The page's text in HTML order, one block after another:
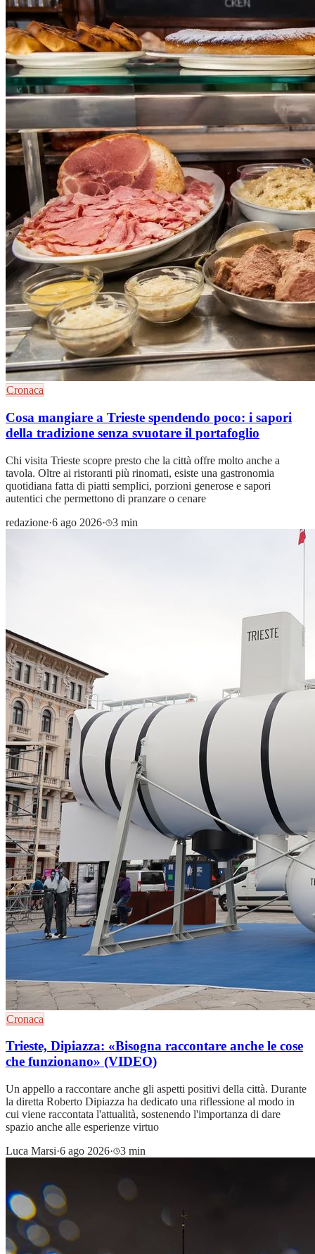
Cronaca
Cosa mangiare a Trieste spendendo poco: i sapori
della tradizione senza svuotare il portafoglio
Chi visita Trieste scopre presto che la città offre molto anche a
tavola. Oltre ai ristoranti più rinomati, esiste una gastronomia
quotidiana fatta di piatti semplici, porzioni generose e sapori
autentici che permettono di pranzare o cenare
redazione·6 ago 2026· 3 min
Cronaca
Trieste, Dipiazza: «Bisogna raccontare anche le cose
che funzionano» (VIDEO)
Un appello a raccontare anche gli aspetti positivi della città. Durante
la diretta Roberto Dipiazza ha dedicato una riflessione al modo in
cui viene raccontata l'attualità, sostenendo l'importanza di dare
spazio anche alle esperienze virtuo
Luca Marsi·6 ago 2026· 3 min